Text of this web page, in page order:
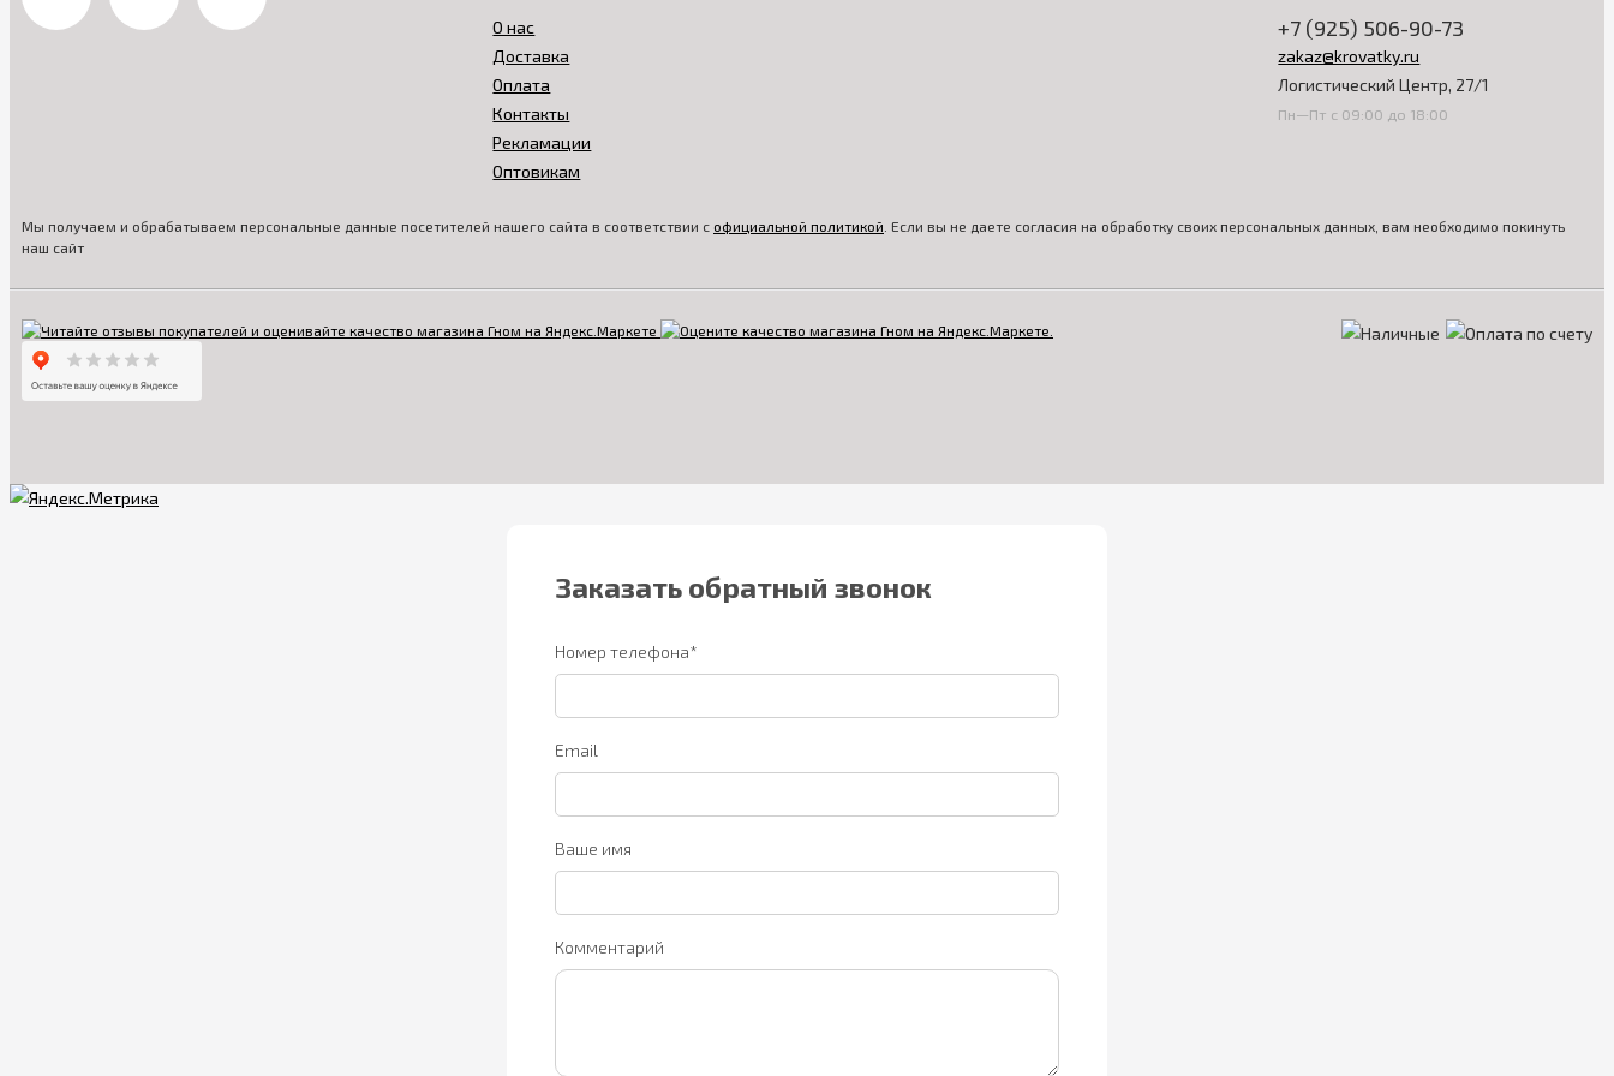
О нас
Доставка
Оплата
Контакты
Рекламации
Оптовикам
+7 (925) 506-90-73
zakaz@krovatky.ru
Логистический Центр, 27/1
Пн—Пт с 09:00 до 18:00
Мы получаем и обрабатываем персональные данные посетителей нашего сайта в соответствии с официальной политикой . Если вы не даете согласия на обработку своих персональных данных, вам необходимо покинуть
наш сайт
Заказать обратный звонок
Номер телефона*
Email
Ваше имя
Комментарий